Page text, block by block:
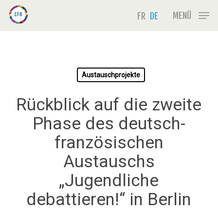
FR DE MENÜ
Austauschprojekte
Rückblick auf die zweite
Phase des deutsch-
französischen
Austauschs
„Jugendliche
debattieren!“ in Berlin